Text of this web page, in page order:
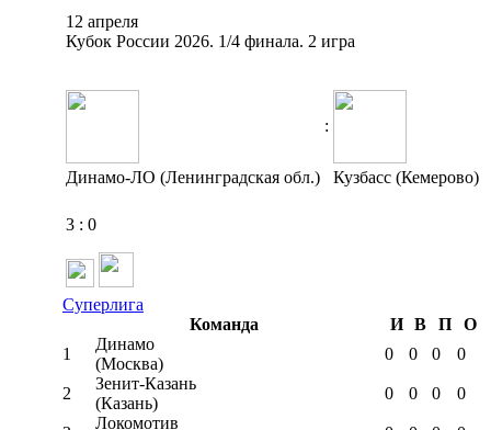
12 апреля
Кубок России 2026. 1/4 финала. 2 игра
:
Динамо-ЛО (Ленинградская обл.) Кузбасс (Кемерово)
3 : 0
Суперлига
Команда
И В П
О
1
Динамо
(Москва)
0 0 0 0
2
Зенит-Казань
(Казань)
0 0 0 0
Локомотив